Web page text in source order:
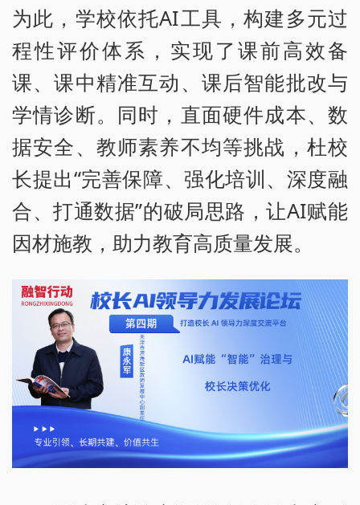
为此，学校依托AI工具，构建多元过
程性评价体系，实现了课前高效备
课、课中精准互动、课后智能批改与
学情诊断。同时，直面硬件成本、数
据安全、教师素养不均等挑战，杜校
长提出“完善保障、强化培训、深度融
合、打通数据”的破局思路，让AI赋能
因材施教，助力教育高质量发展。